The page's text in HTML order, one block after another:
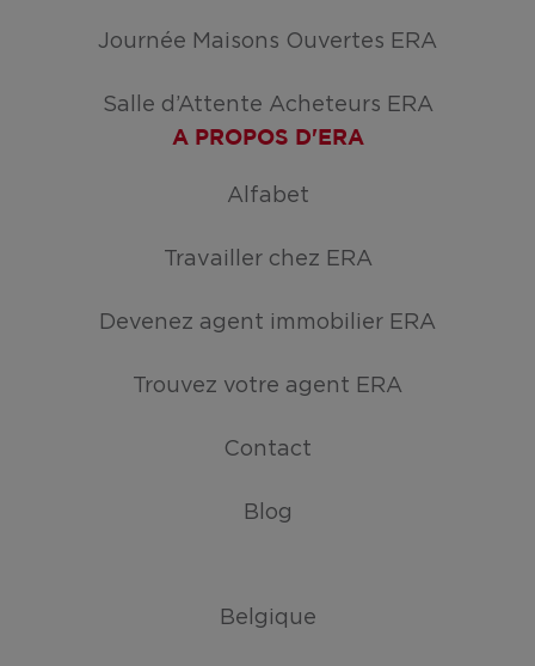
Journée Maisons Ouvertes ERA
Salle d’Attente Acheteurs ERA
A PROPOS D'ERA
Alfabet
Travailler chez ERA
Devenez agent immobilier ERA
Trouvez votre agent ERA
Contact
Blog
Belgique